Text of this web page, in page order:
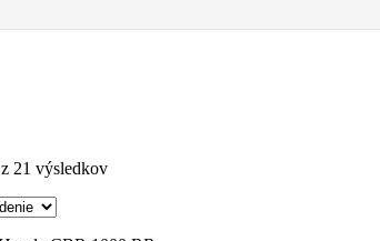
21 výsledkov